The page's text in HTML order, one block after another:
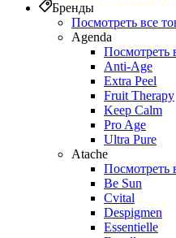
Бренды
Посмотреть все
Agenda
Посмотреть
Anti‑Age
Extra Peel
Fruit Therapy
Keep Calm
Pro Age
Ultra Pure
Atache
Посмотреть
Be Sun
Cvital
Despigmen
Essentielle